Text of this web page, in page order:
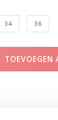
34 36
TOEVOEGEN